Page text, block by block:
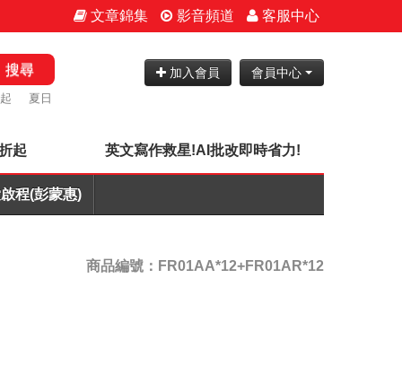
文章錦集 影音頻道 客服中心
搜尋
夏日
加入會員 會員中心
起 英文寫作救星!AI批改即時省力!
程(彭蒙惠)
商品編號：FR01AA*12+FR01AR*12